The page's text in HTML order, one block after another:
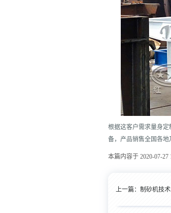
根据这客户需求量身
备，产品销售全国各地
本篇内容于 2020-07-27
上一篇： 制砂机技